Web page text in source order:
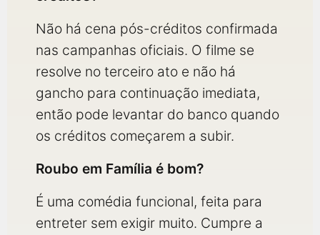
Não há cena pós-créditos confirmada
nas campanhas oficiais. O filme se
resolve no terceiro ato e não há
gancho para continuação imediata,
então pode levantar do banco quando
os créditos começarem a subir.
Roubo em Família é bom?
É uma comédia funcional, feita para
entreter sem exigir muito. Cumpre a